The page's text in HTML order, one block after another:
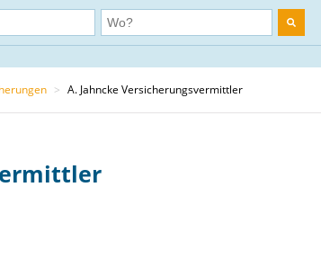
> A. Jahncke Versicherungsvermittler